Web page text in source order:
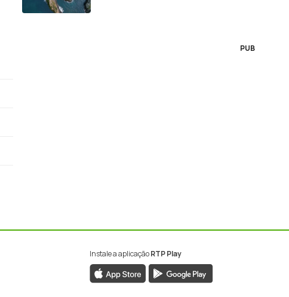
PUB
Instale a aplicaçãoRTP Play